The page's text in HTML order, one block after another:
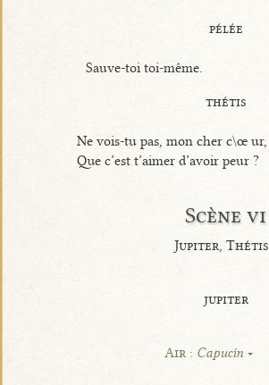
pélée
Sauve-toi toi-même.
thétis
Ne vois-tu pas, mon cher c\œ ur,
Que c’est t’aimer d’avoir peur ?
Scène vi
Jupiter, Thétis
jupiter
Air : Capucin